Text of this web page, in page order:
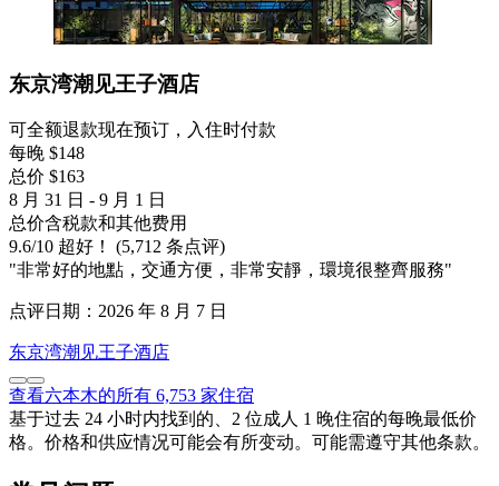
东京湾潮见王子酒店
可全额退款现在预订，入住时付款
每晚 $148
总价 $163
8 月 31 日 - 9 月 1 日
总价含税款和其他费用
9.6/10 超好！ (5,712 条点评)
"非常好的地點，交通方便，非常安靜，環境很整齊服務"
点评日期：2026 年 8 月 7 日
东京湾潮见王子酒店
查看六本木的所有 6,753 家住宿
基于过去 24 小时内找到的、2 位成人 1 晚住宿的每晚最低价
格。价格和供应情况可能会有所变动。可能需遵守其他条款。